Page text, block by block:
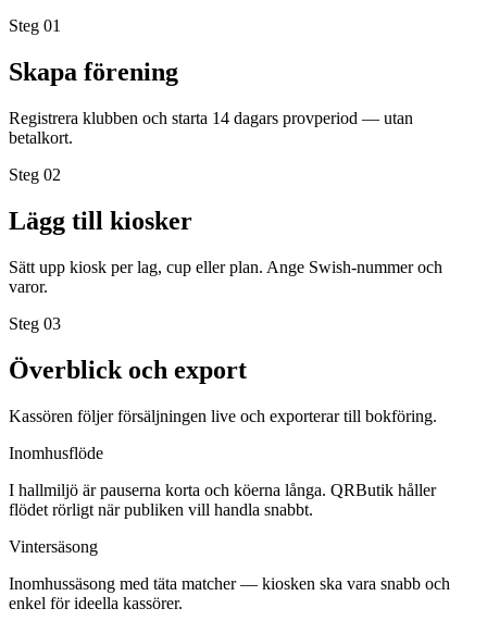
Steg 01
Skapa förening
Registrera klubben och starta 14 dagars provperiod — utan
betalkort.
Steg 02
Lägg till kiosker
Sätt upp kiosk per lag, cup eller plan. Ange Swish-nummer och
varor.
Steg 03
Överblick och export
Kassören följer försäljningen live och exporterar till bokföring.
Inomhusflöde
I hallmiljö är pauserna korta och köerna långa. QRButik håller
flödet rörligt när publiken vill handla snabbt.
Vintersäsong
Inomhussäsong med täta matcher — kiosken ska vara snabb och
enkel för ideella kassörer.